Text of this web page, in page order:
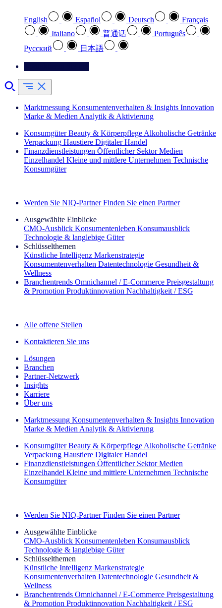
English Español Deutsch
Français
Italiano
普通话
Português
Pусский
日本語
Marktmessung Konsumentenverhalten & Insights Innovation
Marke & Medien Analytik & Aktivierung
Konsumgüter Beauty & Körperpflege Alkoholische Getränke
Verpackung Haustiere Digitaler Handel
Finanzdienstleistungen Öffentlicher Sektor Medien
Einzelhandel Kleine und mittlere Unternehmen Technische
Konsumgüter
Werden Sie NIQ-Partner Finden Sie einen Partner
Ausgewählte Einblicke
CMO‑Ausblick Konsumentenleben Konsumausblick
Technologie & langlebige Güter
Schlüsselthemen
Künstliche Intelligenz Markenstrategie
Konsumentenverhalten Datentechnologie Gesundheit &
Wellness
Branchentrends Omnichannel / E‑Commerce Preisgestaltung
& Promotion Produktinnovation Nachhaltigkeit / ESG
Alle offene Stellen
Kontaktieren Sie uns
Lösungen
Branchen
Partner-Netzwerk
Insights
Karriere
Über uns
Marktmessung Konsumentenverhalten & Insights Innovation
Marke & Medien Analytik & Aktivierung
Konsumgüter Beauty & Körperpflege Alkoholische Getränke
Verpackung Haustiere Digitaler Handel
Finanzdienstleistungen Öffentlicher Sektor Medien
Einzelhandel Kleine und mittlere Unternehmen Technische
Konsumgüter
Werden Sie NIQ-Partner Finden Sie einen Partner
Ausgewählte Einblicke
CMO‑Ausblick Konsumentenleben Konsumausblick
Technologie & langlebige Güter
Schlüsselthemen
Künstliche Intelligenz Markenstrategie
Konsumentenverhalten Datentechnologie Gesundheit &
Wellness
Branchentrends Omnichannel / E‑Commerce Preisgestaltung
& Promotion Produktinnovation Nachhaltigkeit / ESG